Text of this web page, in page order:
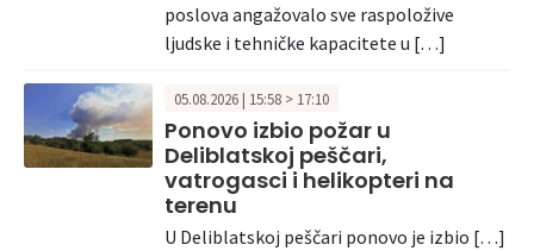
poslova angažovalo sve raspoložive
ljudske i tehničke kapacitete u […]
05.08.2026 | 15:58 > 17:10
Ponovo izbio požar u
Deliblatskoj peščari,
vatrogasci i helikopteri na
terenu
U Deliblatskoj peščari ponovo je izbio […]